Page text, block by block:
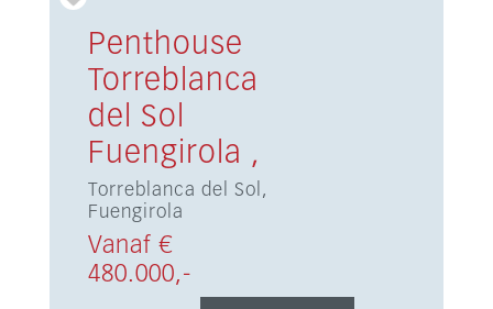
Penthouse
Torreblanca
del Sol
Fuengirola ,
Torreblanca del Sol,
Fuengirola
Vanaf €
480.000,-